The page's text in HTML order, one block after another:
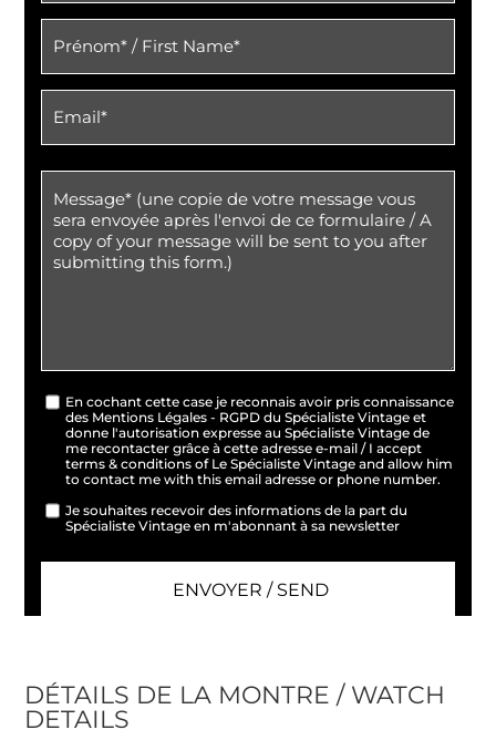
En cochant cette case je reconnais avoir pris connaissance
des Mentions Légales - RGPD du Spécialiste Vintage et
donne l'autorisation expresse au Spécialiste Vintage de
me recontacter grâce à cette adresse e-mail / I accept
terms & conditions of Le Spécialiste Vintage and allow him
to contact me with this email adresse or phone number.
Je souhaites recevoir des informations de la part du
Spécialiste Vintage en m'abonnant à sa newsletter
DÉTAILS DE LA MONTRE / WATCH
DETAILS